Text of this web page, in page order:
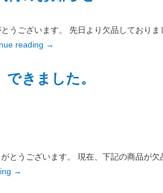
うございます。 先日より欠品しており
reading →
きました。
がとうございます。 現在、下記の商
→